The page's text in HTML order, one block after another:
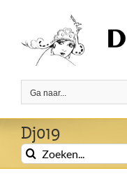
inhoud
Ga naar...
Dj019
Zoeken
naar: